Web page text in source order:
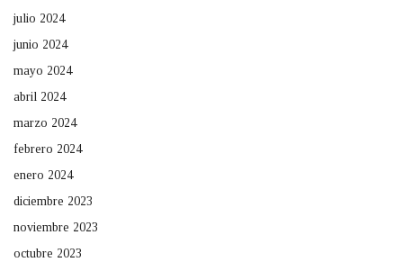
julio 2024
junio 2024
mayo 2024
abril 2024
marzo 2024
febrero 2024
enero 2024
diciembre 2023
noviembre 2023
octubre 2023